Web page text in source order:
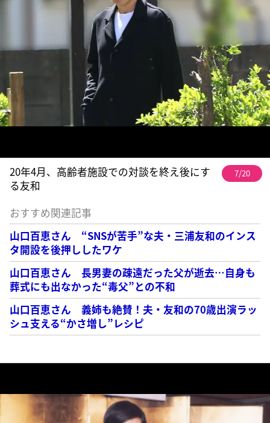
20年4月、高齢者施設での対談を終え後にす
る友和
7/20
おすすめ関連記事
山口百恵さん “SNSが苦手”な夫・三浦友和のインス
タ開設を後押ししたワケ
山口百恵さん 長男妻の疎遠だった父が逝去…自身も
葬式にも出なかった“毒父”との不和
山口百恵さん 義姉も絶賛！夫・友和の70歳出演ラッ
シュ支える“かさ増し”レシピ